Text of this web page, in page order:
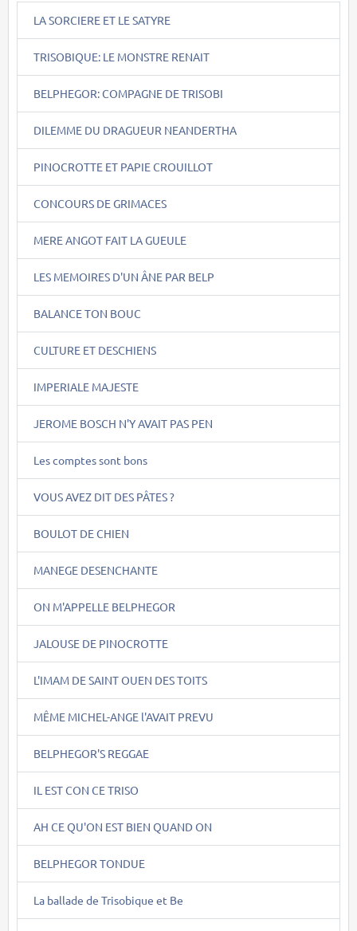
LA SORCIERE ET LE SATYRE
TRISOBIQUE: LE MONSTRE RENAIT
BELPHEGOR: COMPAGNE DE TRISOBI
DILEMME DU DRAGUEUR NEANDERTHA
PINOCROTTE ET PAPIE CROUILLOT
CONCOURS DE GRIMACES
MERE ANGOT FAIT LA GUEULE
LES MEMOIRES D'UN ÂNE PAR BELP
BALANCE TON BOUC
CULTURE ET DESCHIENS
IMPERIALE MAJESTE
JEROME BOSCH N'Y AVAIT PAS PEN
Les comptes sont bons
VOUS AVEZ DIT DES PÂTES ?
BOULOT DE CHIEN
MANEGE DESENCHANTE
ON M'APPELLE BELPHEGOR
JALOUSE DE PINOCROTTE
L'IMAM DE SAINT OUEN DES TOITS
MÊME MICHEL-ANGE l'AVAIT PREVU
BELPHEGOR'S REGGAE
IL EST CON CE TRISO
AH CE QU'ON EST BIEN QUAND ON
BELPHEGOR TONDUE
La ballade de Trisobique et Be